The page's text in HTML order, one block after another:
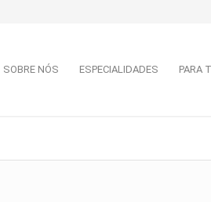
SOBRE NÓS ESPECIALIDADES PARA